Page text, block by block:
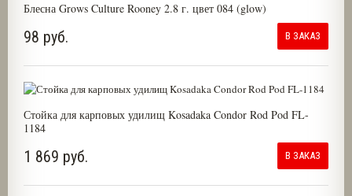
Блесна Grows Culture Rooney 2.8 г. цвет 084 (glow)
98 руб. В ЗАКАЗ
Стойка для карповых удилищ Kosadaka Condor Rod Pod FL-
1184
1 869 руб. В ЗАКАЗ